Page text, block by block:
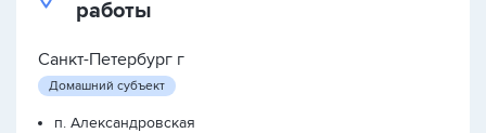
работы
Санкт-Петербург г
Домашний субъект
п. Александровская